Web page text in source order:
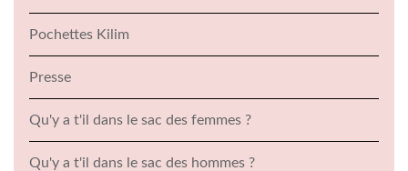
Pochettes Kilim
Presse
Qu'y a t'il dans le sac des femmes ?
Qu'y a t'il dans le sac des hommes ?